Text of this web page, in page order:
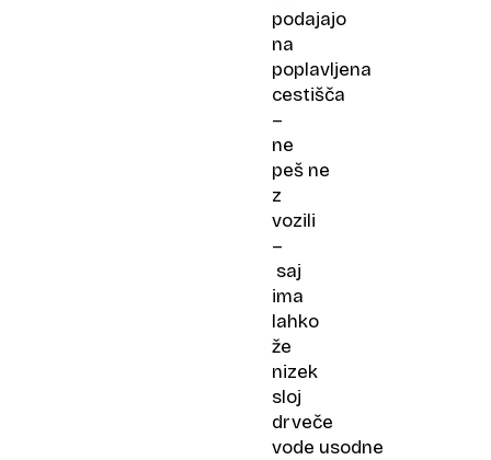
podajajo
na
poplavljena
cestišča
–
ne
peš ne
z
vozili
–
saj
ima
lahko
že
nizek
sloj
drveče
vode usodne